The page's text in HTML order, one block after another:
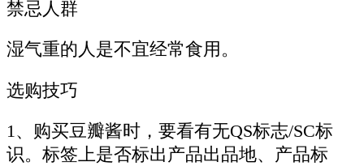
禁忌人群
湿气重的人是不宜经常食用。
选购技巧
1、购买豆瓣酱时，要看有无QS标志/SC标
识。标签上是否标出产品出品地、产品标